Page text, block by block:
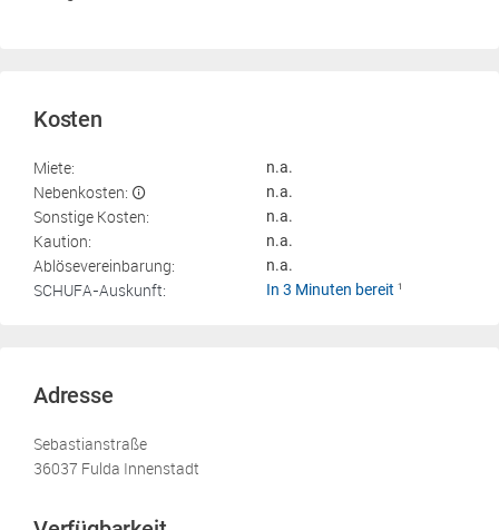
Kosten
Miete: n.a.
Nebenkosten: n.a.
Sonstige Kosten: n.a.
Kaution: n.a.
Ablösevereinbarung: n.a.
SCHUFA-Auskunft: In 3 Minuten bereit 1
Adresse
Sebastianstraße
36037 Fulda Innenstadt